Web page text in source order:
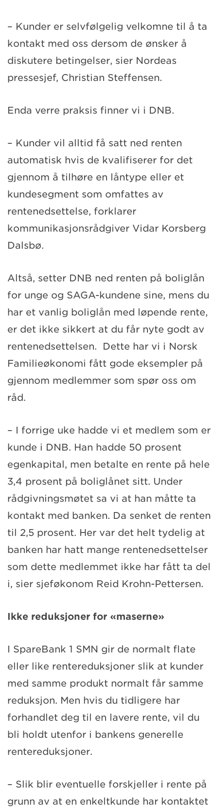
– Kunder er selvfølgelig velkomne til å ta
kontakt med oss dersom de ønsker å
diskutere betingelser, sier Nordeas
pressesjef, Christian Steffensen.
Enda verre praksis finner vi i DNB.
– Kunder vil alltid få satt ned renten
automatisk hvis de kvalifiserer for det
gjennom å tilhøre en låntype eller et
kundesegment som omfattes av
rentenedsettelse, forklarer
kommunikasjonsrådgiver Vidar Korsberg
Dalsbø.
Altså, setter DNB ned renten på boliglån
for unge og SAGA-kundene sine, mens du
har et vanlig boliglån med løpende rente,
er det ikke sikkert at du får nyte godt av
rentenedsettelsen. Dette har vi i Norsk
Familieøkonomi fått gode eksempler på
gjennom medlemmer som spør oss om
råd.
– I forrige uke hadde vi et medlem som er
kunde i DNB. Han hadde 50 prosent
egenkapital, men betalte en rente på hele
3,4 prosent på boliglånet sitt. Under
rådgivningsmøtet sa vi at han måtte ta
kontakt med banken. Da senket de renten
til 2,5 prosent. Her var det helt tydelig at
banken har hatt mange rentenedsettelser
som dette medlemmet ikke har fått ta del
i, sier sjeføkonom Reid Krohn-Pettersen.
Ikke reduksjoner for «maserne»
I SpareBank 1 SMN gir de normalt flate
eller like rentereduksjoner slik at kunder
med samme produkt normalt får samme
reduksjon. Men hvis du tidligere har
forhandlet deg til en lavere rente, vil du
bli holdt utenfor i bankens generelle
rentereduksjoner.
– Slik blir eventuelle forskjeller i rente på
grunn av at en enkeltkunde har kontaktet